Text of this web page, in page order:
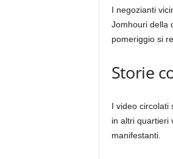
I negozianti
Jomhouri della
pomeriggio si
Storie
elenco
di
3
fine
dell’elenco
I video circolati
in altri quartieri
manifestanti.